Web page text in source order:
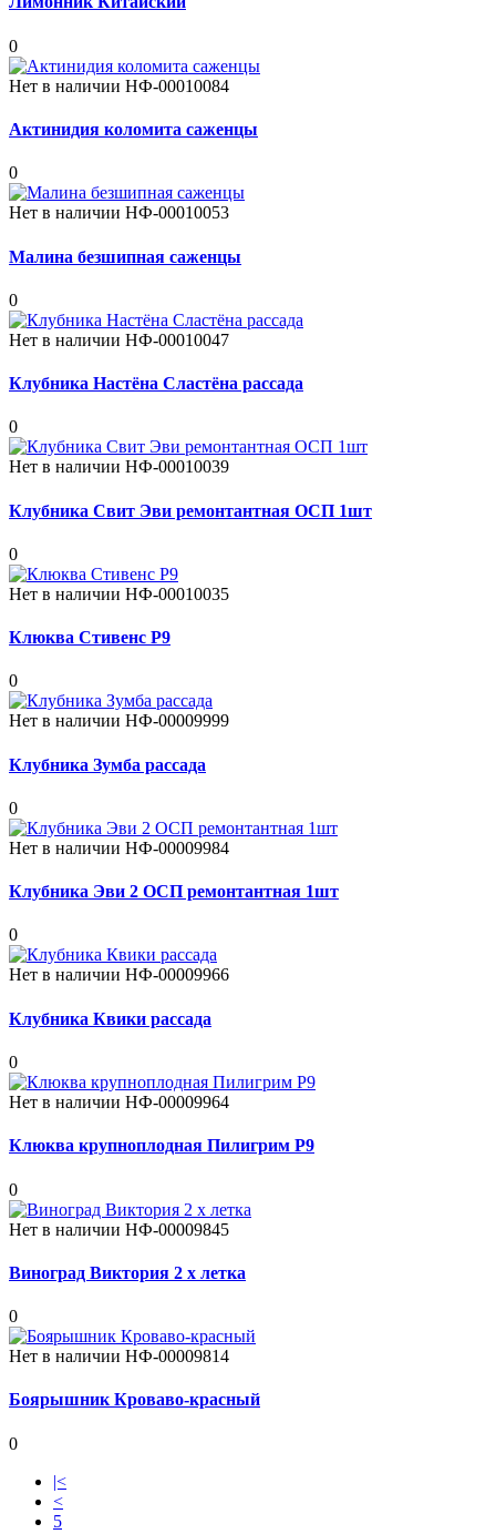
0
Нет в наличии НФ-00010084
Актинидия коломита саженцы
0
Нет в наличии НФ-00010053
Малина безшипная саженцы
0
Нет в наличии НФ-00010047
Клубника Настёна Сластёна рассада
0
Нет в наличии НФ-00010039
Клубника Свит Эви ремонтантная ОСП 1шт
0
Нет в наличии НФ-00010035
Клюква Стивенс Р9
0
Нет в наличии НФ-00009999
Клубника Зумба рассада
0
Нет в наличии НФ-00009984
Клубника Эви 2 ОСП ремонтантная 1шт
0
Нет в наличии НФ-00009966
Клубника Квики рассада
0
Нет в наличии НФ-00009964
Клюква крупноплодная Пилигрим Р9
0
Нет в наличии НФ-00009845
Виноград Виктория 2 х летка
0
Нет в наличии НФ-00009814
Боярышник Кроваво-красный
0
|<
<
5